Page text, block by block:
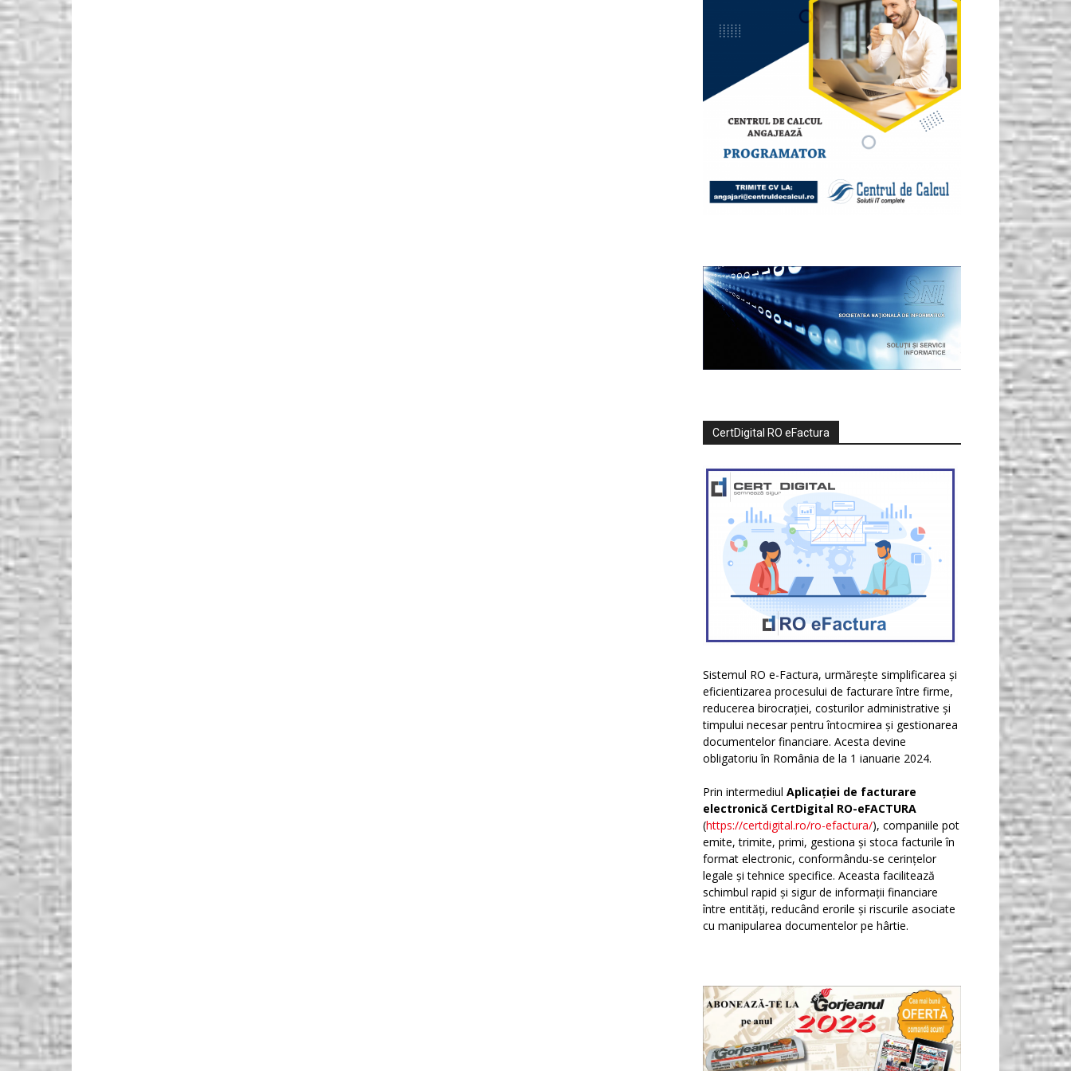
CertDigital RO eFactura
Sistemul RO e-Factura, urmărește simplificarea și
eficientizarea procesului de facturare între firme,
reducerea birocrației, costurilor administrative și
timpului necesar pentru întocmirea și gestionarea
documentelor financiare. Acesta devine
obligatoriu în România de la 1 ianuarie 2024.
Prin intermediul Aplicației de facturare
electronică CertDigital RO-eFACTURA
(https://certdigital.ro/ro-efactura/), companiile pot
emite, trimite, primi, gestiona și stoca facturile în
format electronic, conformându-se cerințelor
legale și tehnice specifice. Aceasta facilitează
schimbul rapid și sigur de informații financiare
între entități, reducând erorile și riscurile asociate
cu manipularea documentelor pe hârtie.